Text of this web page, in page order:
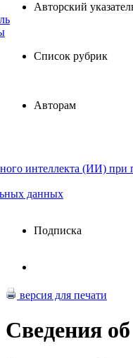
Авторский
Список рубрик
Авторам
интеллекта (ИИ) при
данных
Подписка
версия для печати
Сведения